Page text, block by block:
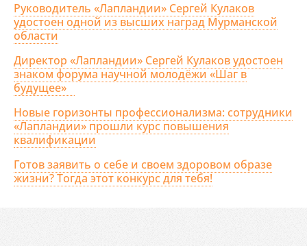
Руководитель «Лапландии» Сергей Кулаков
удостоен одной из высших наград Мурманской
области
Директор «Лапландии» Сергей Кулаков удостоен
знаком форума научной молодёжи «Шаг в
будущее»
Новые горизонты профессионализма: сотрудники
«Лапландии» прошли курс повышения
квалификации
Готов заявить о себе и своем здоровом образе
жизни? Тогда этот конкурс для тебя!